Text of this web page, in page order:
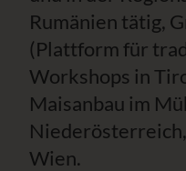
Rumänien tätig,
(Plattform für
Workshops in
Maisanbau im
Wien.